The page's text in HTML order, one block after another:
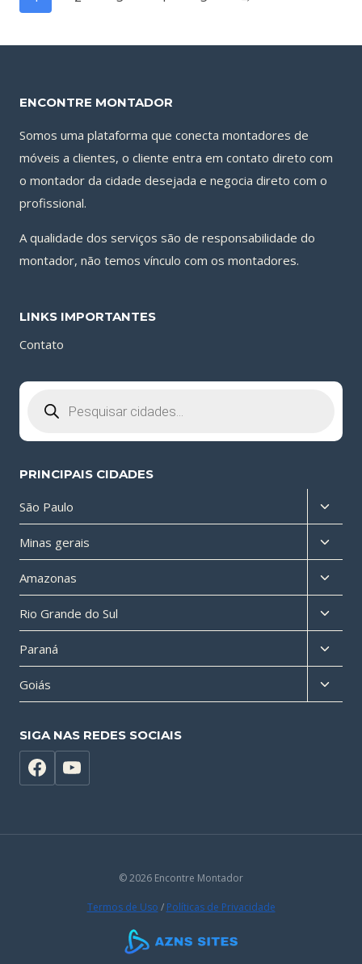
ENCONTRE MONTADOR
Somos uma plataforma que conecta montadores de
móveis a clientes, o cliente entra em contato direto com
o montador da cidade desejada e negocia direto com o
profissional.
A qualidade dos serviços são de responsabilidade do
montador, não temos vínculo com os montadores.
LINKS IMPORTANTES
Contato
produtos
PRINCIPAIS CIDADES
São Paulo
menu
filho
Minas gerais
menu
filho
Amazonas
menu
filho
Rio Grande do Sul
menu
filho
Paraná
menu
filho
Goiás
menu
SIGA NAS REDES SOCIAIS
© 2026 Encontre Montador
Termos de Uso / Políticas de Privacidade